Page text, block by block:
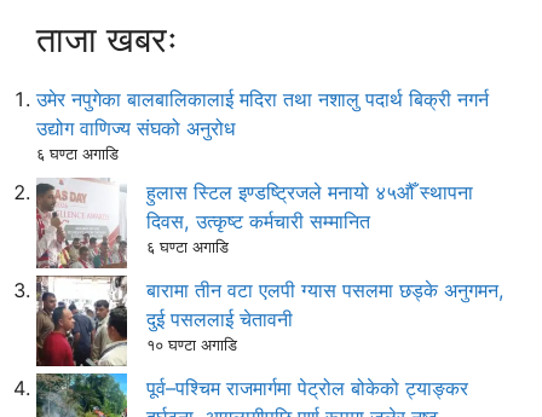
ताजा खबरः
उमेर नपुगेका बालबालिकालाई मदिरा तथा नशालु पदार्थ बिक्री नगर्न
उद्योग वाणिज्य संघको अनुरोध
६ घण्टा अगाडि
हुलास स्टिल इण्डष्ट्रिजले मनायो ४५औँ स्थापना
दिवस, उत्कृष्ट कर्मचारी सम्मानित
६ घण्टा अगाडि
बारामा तीन वटा एलपी ग्यास पसलमा छड्के अनुगमन,
दुई पसललाई चेतावनी
१० घण्टा अगाडि
पूर्व–पश्चिम राजमार्गमा पेट्रोल बोकेको ट्याङ्कर